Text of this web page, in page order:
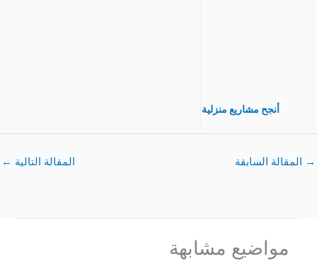
أنجح مشاريع منزلية
→ المقالة السابقة المقالة التالية ←
مواضيع مشابهة